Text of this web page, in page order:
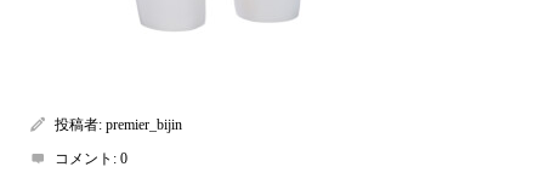
投稿者: premier_bijin
コメント: 0